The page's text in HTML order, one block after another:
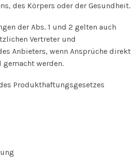
des Körpers oder der Gesundheit.
der Abs. 1 und 2 gelten auch
Vertreter und
Anbieters, wenn Ansprüche direkt
gemacht werden.
Produkthaftungsgesetzes